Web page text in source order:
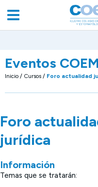
Eventos COEM
Inicio / Cursos / Foro actualidad
Foro
jurídica
Información
Temas que se tratarán: